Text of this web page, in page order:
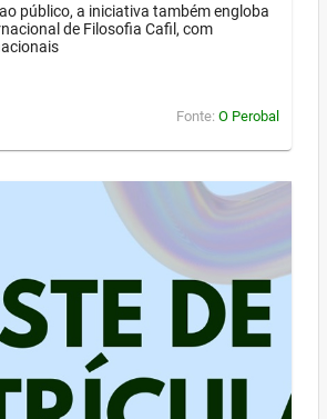
público, a iniciativa também engloba
de Filosofia Cafil, com
Fonte: O Perobal